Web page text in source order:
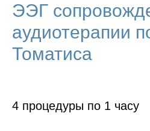
ЭЭГ
аудиотерапии
Томатиса
4 процедуры по 1 часу